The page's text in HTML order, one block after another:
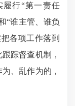
履行“第一责任
“谁主管、谁负
各项工作落到
踪督查机制，
、乱作为的，